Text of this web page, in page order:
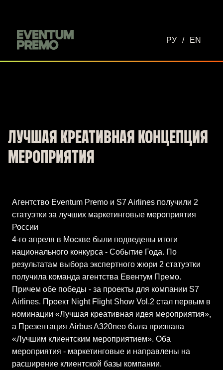
РУ / EN
ЛУЧШАЯ КРЕАТИВНАЯ КОНЦЕПЦИЯ
МЕРОПРИЯТИЯ
Агентство Eventum Premо и S7 Airlines получили 2
статуэтки за лучших маркетинговые мероприятия
России
4-го апреля в Москве были подведены итоги
национального конкурса - Событие Года. По
результатам выбора экспертного жюри 2 статуэтки
получила команда агентства Евентум Премо.
Причем обе победы - за проекты для компании S7
Airlines. Проект Night Flight Show Vol.2 стал первым в
номинации «Лучшая креативная идея мероприятия»,
а Презентация Airbus A320neo была признана
«Лучшим клиентским мероприятием». Оба
мероприятия - маркетинговые и направлены на
расширение клиентской базы компании.